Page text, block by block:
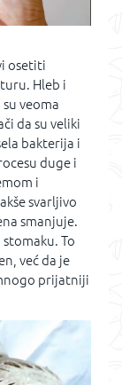
osetiti
Hleb i
veoma
da su veliki
bakterija i
duge i
i
svarljivo
smanjuje.
To
već da je
prijatniji